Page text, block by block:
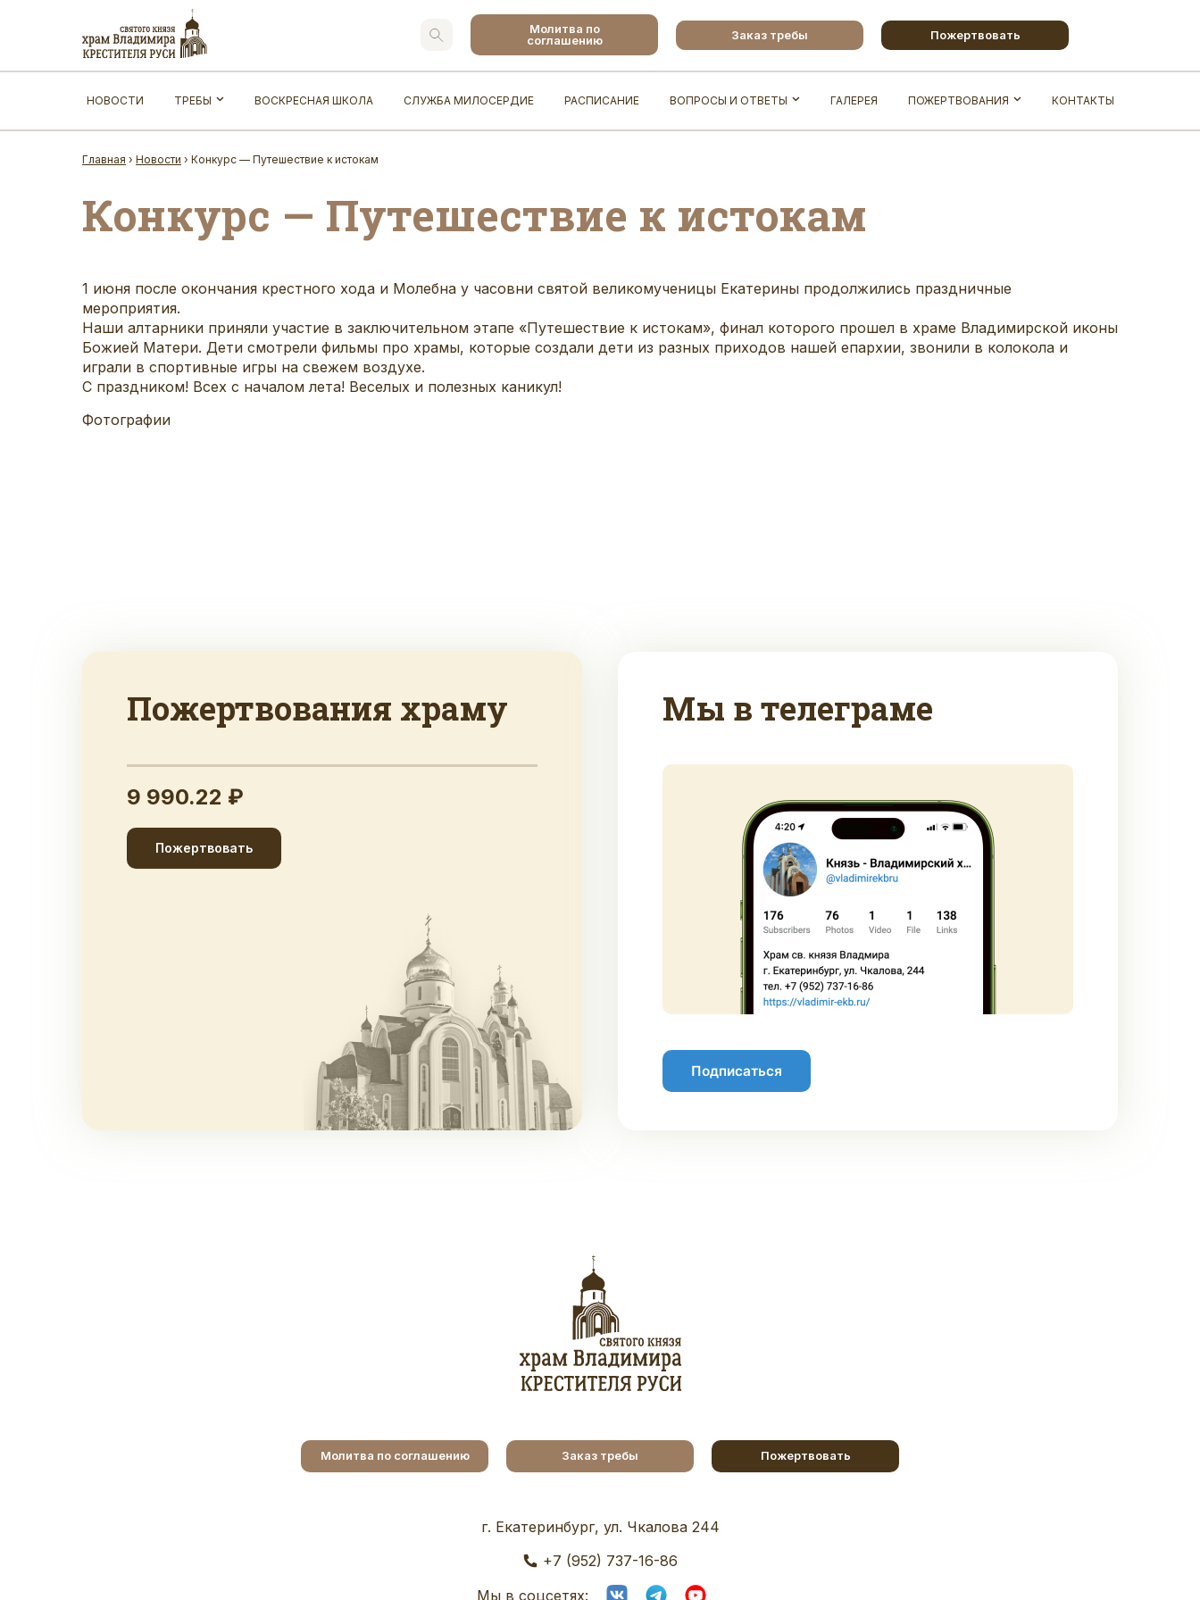
Молитва по
соглашению
Заказ требы Пожертвовать
НОВОСТИ ТРЕБЫ ВОСКРЕСНАЯ ШКОЛА СЛУЖБА МИЛОСЕРДИЕ РАСПИСАНИЕ ВОПРОСЫ И ОТВЕТЫ ГАЛЕРЕЯ ПОЖЕРТВОВАНИЯ КОНТАКТЫ
Главная › Новости › Конкурс — Путешествие к истокам
Конкурс — Путешествие к истокам
1 июня после окончания крестного хода и Молебна у часовни святой великомученицы Екатерины продолжились праздничные
мероприятия.
Наши алтарники приняли участие в заключительном этапе «Путешествие к истокам», финал которого прошел в храме Владимирской иконы
Божией Матери. Дети смотрели фильмы про храмы, которые создали дети из разных приходов нашей епархии, звонили в колокола и
играли в спортивные игры на свежем воздухе.
С праздником! Всех с началом лета! Веселых и полезных каникул!
Фотографии
Пожертвования храму
9 990.22 ₽
Пожертвовать
Мы в телеграме
Подписаться
Молитва по соглашению Заказ требы Пожертвовать
г. Екатеринбург, ул. Чкалова 244
+7 (952) 737-16-86
Мы в соцсетях: